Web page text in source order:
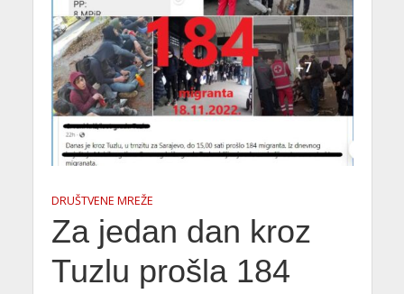
DRUŠTVENE MREŽE
Za jedan dan kroz
Tuzlu prošla 184